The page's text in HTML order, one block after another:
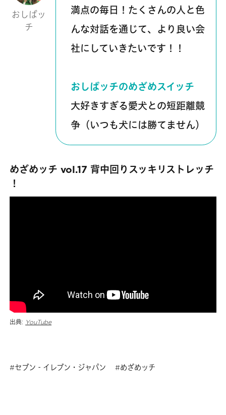
おしばッ
チ
満点の毎日！たくさんの人と色
んな対話を通じて、より良い会
社にしていきたいです！！
おしばッチのめざめスイッチ
大好きすぎる愛犬との短距離競
争（いつも犬には勝てません）
めざめッチ vol.17 背中回りスッキリストレッチ​
！
出典: YouTube
セブン‐イレブン・ジャパン めざめッチ